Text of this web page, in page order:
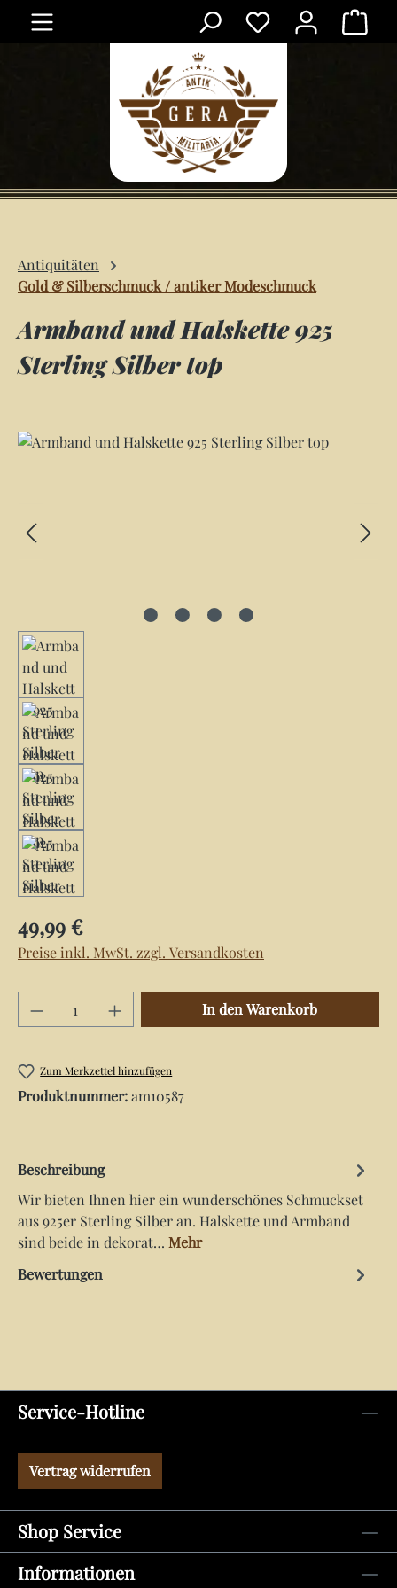
Zum Hauptinhalt springen
Antiquitäten
Gold & Silberschmuck / antiker Modeschmuck
Armband und Halskette 925
Sterling Silber top
Bildergalerie überspringen
Regulärer Preis:
49,99 €
Preise inkl. MwSt. zzgl. Versandkosten
Produkt Anzahl: Gib den gewünschten
In den Warenkorb
Zum Merkzettel hinzufügen
Produktnummer:am10587
Beschreibung
Wir bieten Ihnen hier ein wunderschönes Schmuckset
aus 925er Sterling Silber an. Halskette und Armband
sind beide in dekorat… Mehr
Bewertungen
Service-Hotline
Vertrag widerrufen
Shop Service
Informationen